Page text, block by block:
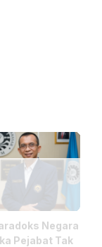
Negara
Pejabat Tak